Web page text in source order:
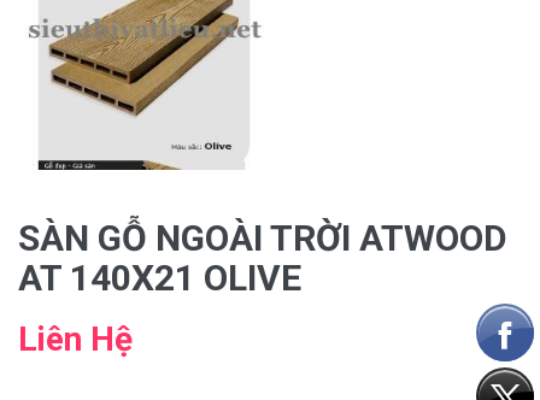
SÀN GỖ NGOÀI TRỜI ATWOOD
AT 140X21 OLIVE
Liên Hệ